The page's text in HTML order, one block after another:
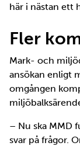
här i nästan ett
Fler
Mark- och
ansökan enligt
omgången
– Nu ska MMD
svar på frågor.